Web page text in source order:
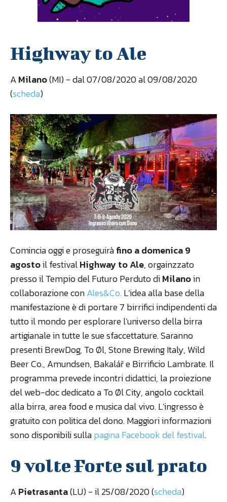
Highway to Ale
AMilano(MI) - dal 07/08/2020 al 09/08/2020
(scheda)
Comincia oggi e proseguiràfino a domenica 9
agostoil festivalHighway to Ale, orgainzzato
presso il Tempio del Futuro Perduto diMilanoin
collaborazione conAles&Co.L’idea alla base della
manifestazione è di portare 7 birrifici indipendenti da
tutto il mondo per esplorare l’universo della birra
artigianale in tutte le sue sfaccettature. Saranno
presenti BrewDog, To Øl, Stone Brewing Italy, Wild
Beer Co., Amundsen, Bakalář e Birrificio Lambrate. Il
programma prevede incontri didattici, la proiezione
del web-doc dedicato a To Øl City, angolo cocktail
alla birra, area food e musica dal vivo. L’ingresso è
gratuito con politica del dono. Maggiori informazioni
sono disponibili sullapagina Facebook del festival.
9 volte Forte sul prato
APietrasanta(LU) - il 25/08/2020 (scheda)